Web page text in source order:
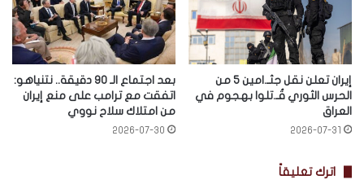
إيران تعلن نقل جثـ.امين 5 من
الحرس الثوري قُـ.تلوا بهجوم في
العراق
2026-07-31
بعد اجتماع الـ 90 دقيقة.. نتنياهو:
اتفقت مع ترامب على منع إيران
من امتلاك سلاح نووي
2026-07-30
اترك تعليقاً